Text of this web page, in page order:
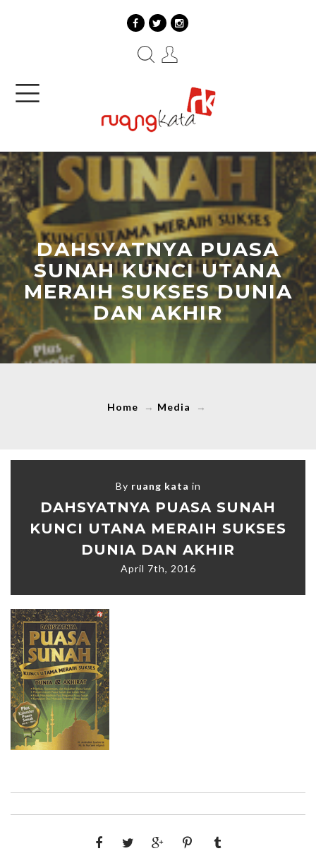
DAHSYATNYA PUASA
SUNAH KUNCI UTANA
MERAIH SUKSES DUNIA
DAN AKHIR
Home → Media →
By ruang kata in
DAHSYATNYA PUASA SUNAH
KUNCI UTANA MERAIH SUKSES
DUNIA DAN AKHIR
April 7th, 2016